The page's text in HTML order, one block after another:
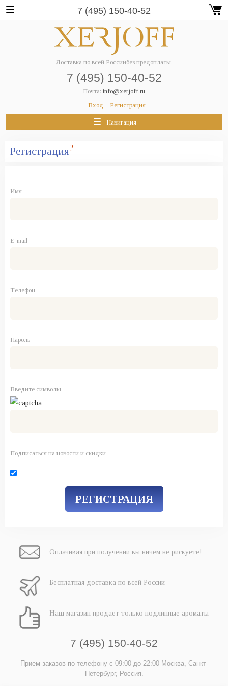
7 (495) 150-40-52
Доставка по всей Россиибез предоплаты.
7 (495) 150-40-52
Почта: info@xerjoff.ru
Вход
Регистрация
Навигация
Регистрация?
Имя
E-mail
Телефон
Пароль
Введите символы
Подписаться на новости и скидки
Оплачивая при получении вы ничем не рискуете!
Бесплатная доставка по всей России
Наш магазин продает только подлинные ароматы
7 (495) 150-40-52
Прием заказов по телефону с 09:00 до 22:00Москва, Санкт-
Петербург, Россия.